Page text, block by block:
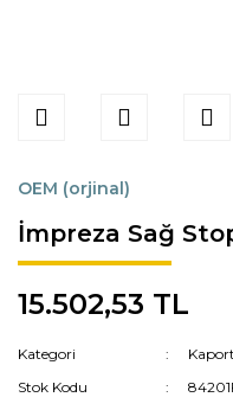
OEM (orjinal)
İmpreza Sağ
15.502,53 TL
Kategori
Stok Kodu